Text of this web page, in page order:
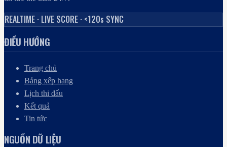
REALTIME · LIVE SCORE · <120s SYNC
ĐIỀU HƯỚNG
Trang chủ
Bảng xếp hạng
Lịch thi đấu
Kết quả
Tin tức
NGUỒN DỮ LIỆU